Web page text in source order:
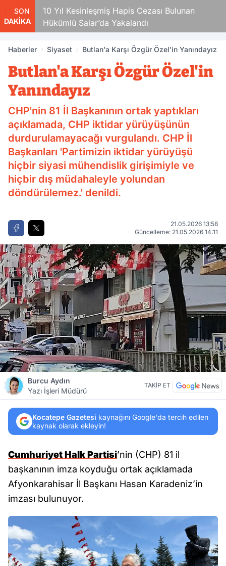
SON
DAKİKA
10 Yıl Kesinleşmiş Hapis Cezası Bulunan
Hükümlü Salar’da Yakalandı
Haberler Siyaset Butlan'a Karşı Özgür Özel'in Yanındayız
Butlan'a Karşı Özgür Özel'in
Yanındayız
CHP'nin 81 İl Başkanının ortak yaptıkları
açıklamada, CHP iktidar yürüyüşünün
durdurulamayacağı vurgulandı. CHP İl
Başkanları 'Partimizin iktidar yürüyüşü
hiçbir siyasi mühendislik girişimiyle ve
hiçbir dış müdahaleyle yolundan
döndürülemez.' denildi.
21.05.2026 13:58
Güncelleme: 21.05.2026 14:11
Burcu Aydın
Yazı İşleri Müdürü
TAKİP ET
Kocatepe Gazetesi kaynağını Google'da tercih edilen
kaynak olarak ekleyin!
Cumhuriyet Halk Partisi’nin (CHP) 81 il
başkanının imza koyduğu ortak açıklamada
Afyonkarahisar İl Başkanı Hasan Karadeniz’in
imzası bulunuyor.